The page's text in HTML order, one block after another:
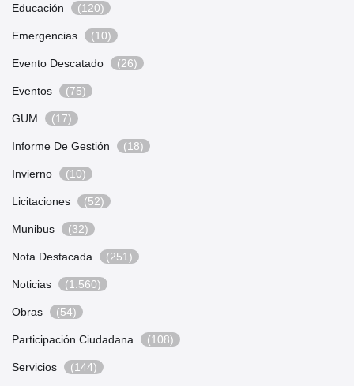
Educación (120)
Emergencias (10)
Evento Descatado (26)
Eventos (75)
GUM (17)
Informe De Gestión (18)
Invierno (10)
Licitaciones (52)
Munibus (32)
Nota Destacada (251)
Noticias (1.560)
Obras (54)
Participación Ciudadana (108)
Servicios (144)